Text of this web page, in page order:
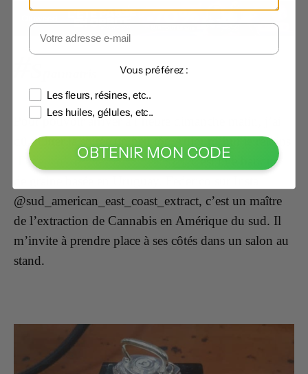
Pour pouvoir arriver à l’heure dimanche matin, j’ai
dû quitter la soirée un peu tôt. Aujourd’hui je rejoins
‘Federico’ de chez BFS Seeds
, c’est une banque
@sud_american_east_coast_extract, c’est un maître
de l’extraction de Cannabis en Amérique du sud. Il
m’invite à prendre place à ses côtés dans un salon au
stand.
Vous préférez :
Les fleurs, résines, etc..
Les huiles, gélules, etc..
OBTENIR MON CODE